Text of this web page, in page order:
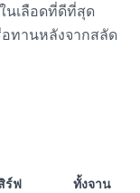
นเลือดที่ดีที่สุด
ทานหลังจากสลัด
ร์ฟ ทั้งจาน